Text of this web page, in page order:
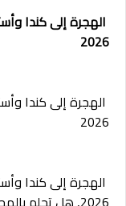
الهجرة إلى كندا
2026
الهجرة إلى كندا
2026
الهجرة إلى كندا